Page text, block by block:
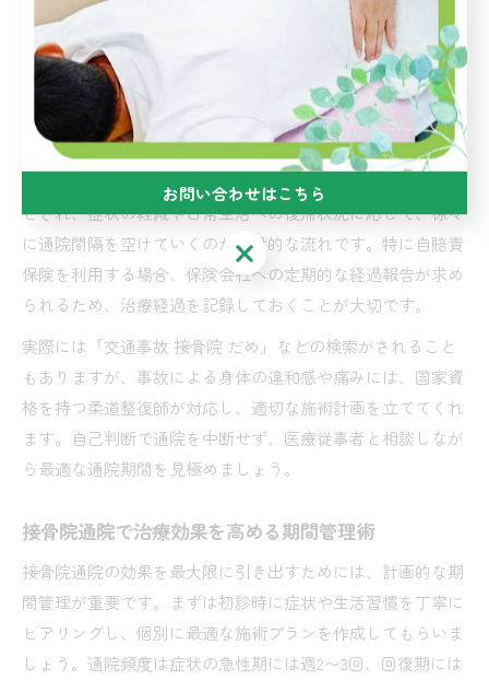
般的な目安とされています。むち打ち症や打撲、捻挫などの
症状によっては、これより短期間で改善する場合もあれば、
症状が長引いて半年以上かかるケースもあります。事故直後
は痛みが出にくいことも多く、早期からの通院が回復を早め
るポイントです。
通院期間中は、週2〜3回のペースで施術を受けるのが効果的
とされ、症状の軽減や日常生活への復帰状況に応じて、徐々
に通院間隔を空けていくのが一般的な流れです。特に自賠責
保険を利用する場合、保険会社への定期的な経過報告が求め
られるため、治療経過を記録しておくことが大切です。
実際には「交通事故 接骨院 だめ」などの検索がされること
もありますが、事故による身体の違和感や痛みには、国家資
格を持つ柔道整復師が対応し、適切な施術計画を立ててくれ
ます。自己判断で通院を中断せず、医療従事者と相談しなが
ら最適な通院期間を見極めましょう。
接骨院通院で治療効果を高める期間管理術
接骨院通院の効果を最大限に引き出すためには、計画的な期
間管理が重要です。まずは初診時に症状や生活習慣を丁寧に
ヒアリングし、個別に最適な施術プランを作成してもらいま
しょう。通院頻度は症状の急性期には週2〜3回、回復期には
お問い合わせはこちら
お問い合わせはこちら